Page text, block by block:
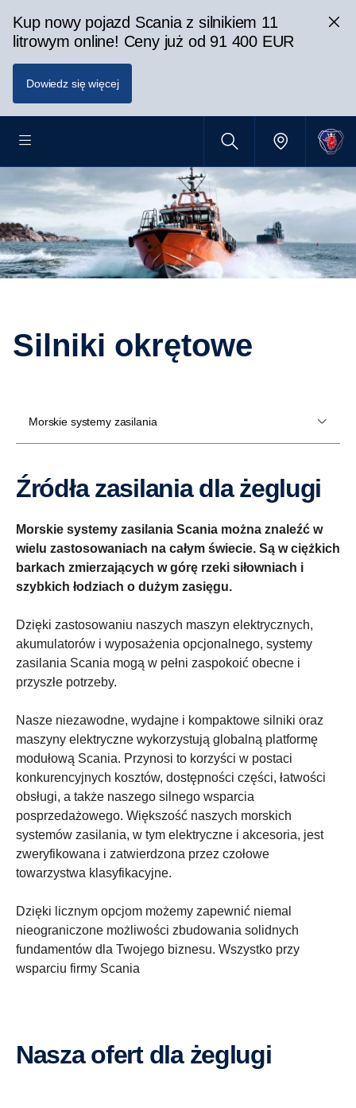
Kup nowy pojazd Scania z silnikiem 11
litrowym online! Ceny już od 91 400 EUR
Dowiedz się więcej
Silniki okrętowe
Morskie systemy zasilania
Źródła zasilania dla żeglugi
Morskie systemy zasilania Scania można znaleźć w
wielu zastosowaniach na całym świecie. Są w ciężkich
barkach zmierzających w górę rzeki siłowniach i
szybkich łodziach o dużym zasięgu.
Dzięki zastosowaniu naszych maszyn elektrycznych,
akumulatorów i wyposażenia opcjonalnego, systemy
zasilania Scania mogą w pełni zaspokoić obecne i
przyszłe potrzeby.
Nasze niezawodne, wydajne i kompaktowe silniki oraz
maszyny elektryczne wykorzystują globalną platformę
modułową Scania. Przynosi to korzyści w postaci
konkurencyjnych kosztów, dostępności części, łatwości
obsługi, a także naszego silnego wsparcia
posprzedażowego. Większość naszych morskich
systemów zasilania, w tym elektryczne i akcesoria, jest
zweryfikowana i zatwierdzona przez czołowe
towarzystwa klasyfikacyjne.
Dzięki licznym opcjom możemy zapewnić niemal
nieograniczone możliwości zbudowania solidnych
fundamentów dla Twojego biznesu. Wszystko przy
wsparciu firmy Scania
Nasza ofert dla żeglugi